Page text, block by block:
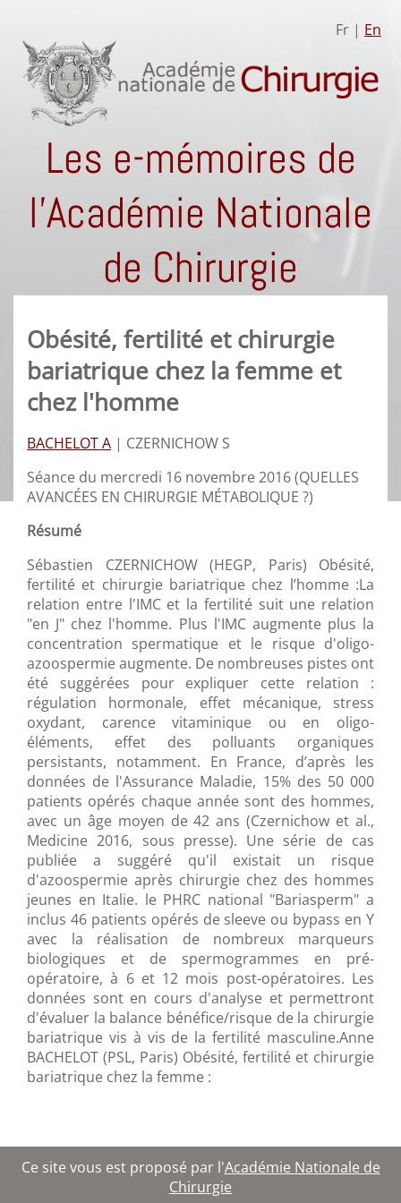
Fr | En
Les e-mémoires de
l'Académie Nationale
de Chirurgie
Obésité, fertilité et chirurgie
bariatrique chez la femme et
chez l'homme
BACHELOT A | CZERNICHOW S
Séance du mercredi 16 novembre 2016 (QUELLES
AVANCÉES EN CHIRURGIE MÉTABOLIQUE ?)
Résumé
Sébastien CZERNICHOW (HEGP, Paris) Obésité,
fertilité et chirurgie bariatrique chez l’homme :La
relation entre l'IMC et la fertilité suit une relation
"en J" chez l'homme. Plus l'IMC augmente plus la
concentration spermatique et le risque d'oligo-
azoospermie augmente. De nombreuses pistes ont
été suggérées pour expliquer cette relation :
régulation hormonale, effet mécanique, stress
oxydant, carence vitaminique ou en oligo-
éléments, effet des polluants organiques
persistants, notamment. En France, d’après les
données de l'Assurance Maladie, 15% des 50 000
patients opérés chaque année sont des hommes,
avec un âge moyen de 42 ans (Czernichow et al.,
Medicine 2016, sous presse). Une série de cas
publiée a suggéré qu'il existait un risque
d'azoospermie après chirurgie chez des hommes
jeunes en Italie. le PHRC national "Bariasperm" a
inclus 46 patients opérés de sleeve ou bypass en Y
avec la réalisation de nombreux marqueurs
biologiques et de spermogrammes en pré-
opératoire, à 6 et 12 mois post-opératoires. Les
données sont en cours d'analyse et permettront
d'évaluer la balance bénéfice/risque de la chirurgie
bariatrique vis à vis de la fertilité masculine.Anne
BACHELOT (PSL, Paris) Obésité, fertilité et chirurgie
bariatrique chez la femme :
Ce site vous est proposé par l'Académie Nationale de
Chirurgie